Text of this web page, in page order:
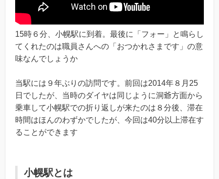
15時６分、小幌駅に到着。最後に「フォー」と鳴らし
てくれたのは職員さんへの「おつかれさまです」の意
味なんでしょうか
当駅には９年ぶりの訪問です。前回は2014年８月25
日でしたが、当時のダイヤは同じように洞爺方面から
乗車して小幌駅での折り返しが来たのは８分後、滞在
時間はほんのわずかでしたが、今回は40分以上滞在す
ることができます
小幌駅とは